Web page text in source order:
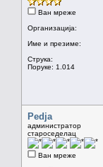
Ван мреже
Организација:
Име и презиме:
Струка:
Поруке: 1.014
Pedja
администратор
староседелац
Ван мреже